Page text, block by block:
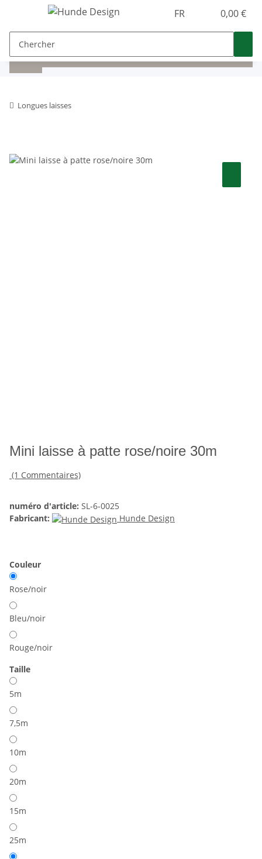
FR 0,00 €
Longues laisses
Mini laisse à patte rose/noire 30m
(1 Commentaires)
numéro d'article: SL-6-0025
Fabricant:
Hunde Design
Couleur
Rose/noir
Bleu/noir
Rouge/noir
Taille
5m
7,5m
10m
20m
15m
25m